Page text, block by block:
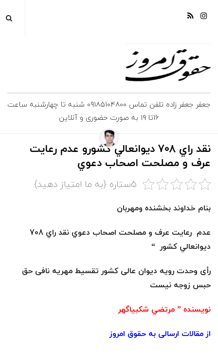
ج
ف
ر
ج
ع
ف
ر
ز
ا
د
جعفر جعفر زاده تلفن تماس 09185104800 شنبه تا چهارشنبه ساعت
16تا 19 به صورت حضوری و آنلاین
نقد راي 708 ديوانعالي كشورو عدم رعايت
عرف و مصلحت اصحاب دعوي
5ستاره {به ما امتیاز دهید}
بنام خداوند بخشنده ومهربان
عدم رعايت عرف و مصلحت اصحاب دعوي نقد راي 708
ديوانعالي كشور “
رأی وحدت رویه دیوان عالی کشور تقسیط مهریه نافی حق
حبس زوجه نیست
نويسنده ” مرتضي شكبياگهر
از مقالات ارسالی به حقوق امروز